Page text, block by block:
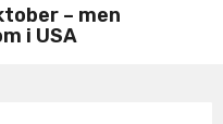
– men
i USA